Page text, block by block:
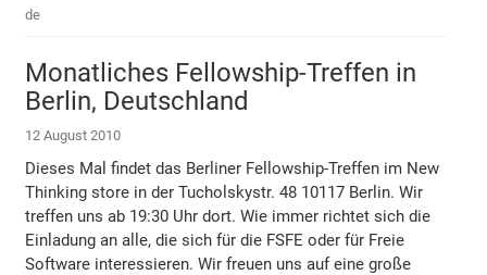
de
Monatliches Fellowship-Treffen in
Berlin, Deutschland
12 August 2010
Dieses Mal findet das Berliner Fellowship-Treffen im New
Thinking store in der Tucholskystr. 48 10117 Berlin. Wir
treffen uns ab 19:30 Uhr dort. Wie immer richtet sich die
Einladung an alle, die sich für die FSFE oder für Freie
Software interessieren. Wir freuen uns auf eine große